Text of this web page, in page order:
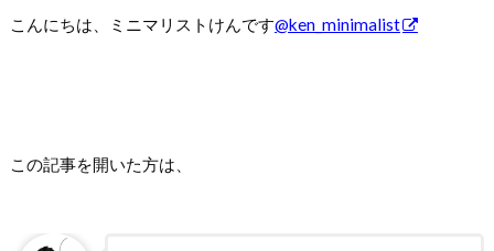
こんにちは、ミニマリストけんです@ken_minimalist
この記事を開いた方は、